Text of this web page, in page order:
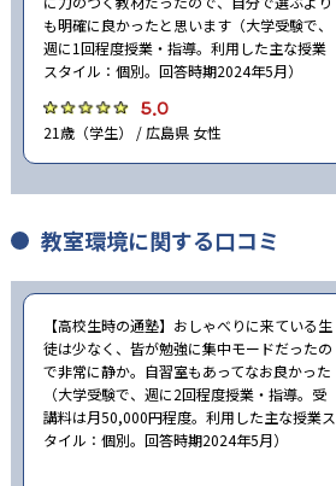
も明確に良かったと思います（大学受験で、
週に1回程度授業・指導。利用した主な授業
スタイル：個別。回答時期2024年5月）
5.0
21歳（学生） / 広島県 女性
教室環境に関する口コミ
【高校生時の通塾】おしゃべりに来ている生
徒は少なく、皆が勉強に集中モードだったの
で非常に静か。自習室もあってなお良かった
（大学受験で、週に2回程度授業・指導。受
講料は月50,000円程度。利用した主な授業ス
タイル：個別。回答時期2024年5月）